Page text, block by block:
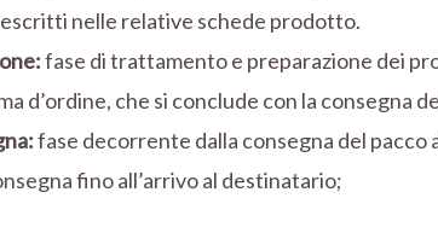
nelle relative schede prodotto.
fase di trattamento e preparazione dei
d’ordine, che si conclude con la consegna
fase decorrente dalla consegna del
fino all’arrivo al destinatario;